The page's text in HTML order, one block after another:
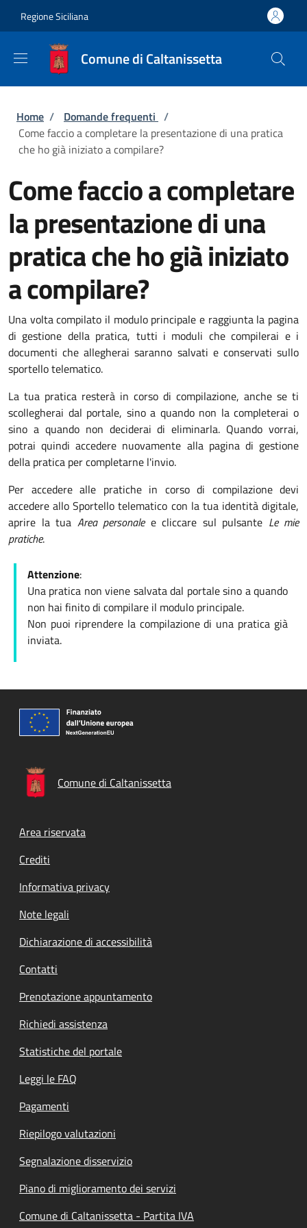
Regione Siciliana
Comune di Caltanissetta
Briciole di pane
Home / Domande frequenti /
Come faccio a completare la presentazione di una pratica
che ho già iniziato a compilare?
Come faccio a completare
la presentazione di una
pratica che ho già iniziato
a compilare?
Una volta compilato il modulo principale e raggiunta la pagina
di gestione della pratica, tutti i moduli che compilerai e i
documenti che allegherai saranno salvati e conservati sullo
sportello telematico.
La tua pratica resterà in corso di compilazione, anche se ti
scollegherai dal portale, sino a quando non la completerai o
sino a quando non deciderai di eliminarla. Quando vorrai,
potrai quindi accedere nuovamente alla pagina di gestione
della pratica per completarne l'invio.
Per accedere alle pratiche in corso di compilazione devi
accedere allo Sportello telematico con la tua identità digitale,
aprire la tua Area personalee cliccare sul pulsante Le mie
pratiche.
Attenzione:
Una pratica non viene salvata dal portale sino a quando
non hai finito di compilare il modulo principale.
Non puoi riprendere la compilazione di una pratica già
inviata.
Comune di Caltanissetta
Footer menu
Area riservata
Crediti
Informativa privacy
Note legali
Dichiarazione di accessibilità
Contatti
Prenotazione appuntamento
Richiedi assistenza
Statistiche del portale
Leggi le FAQ
Pagamenti
Riepilogo valutazioni
Segnalazione disservizio
Piano di miglioramento dei servizi
Comune di Caltanissetta - Partita IVA